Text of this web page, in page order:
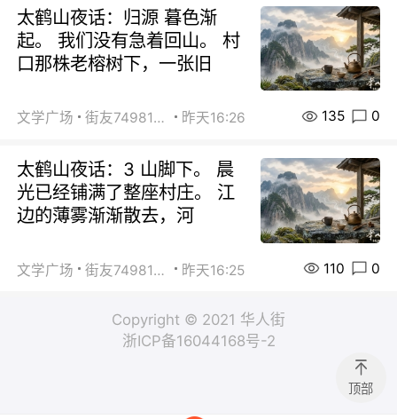
太鹤山夜话：归源 暮色渐
起。 我们没有急着回山。 村
口那株老榕树下，一张旧
文学广场 街友74981146 昨天16:26 135 0
太鹤山夜话：3 山脚下。 晨
光已经铺满了整座村庄。 江
边的薄雾渐渐散去，河
文学广场 街友74981146 昨天16:25 110 0
Copyright © 2021 华人街
浙ICP备16044168号-2
顶部